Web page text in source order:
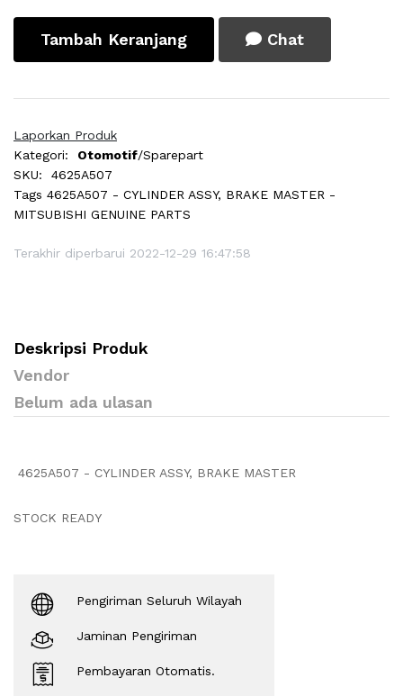
Tambah Keranjang Chat
Laporkan Produk
Kategori:
Otomotif/Sparepart
SKU:
4625A507
Tags 4625A507 - CYLINDER ASSY, BRAKE MASTER -
MITSUBISHI GENUINE PARTS
Terakhir diperbarui 2022-12-29 16:47:58
Deskripsi Produk
Vendor
Belum ada ulasan
4625A507 - CYLINDER ASSY, BRAKE MASTER
STOCK READY
Pengiriman Seluruh Wilayah
Jaminan Pengiriman
Pembayaran Otomatis.